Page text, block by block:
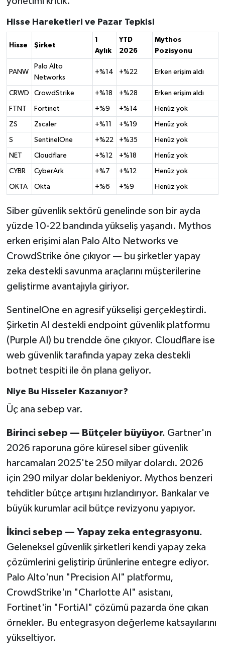
Hisse Hareketleri ve Pazar Tepkisi
Hisse Şirket
1
Aylık
YTD
2026
Mythos
Pozisyonu
PANW
Palo Alto
Networks
+%14 +%22 Erken erişim aldı
CRWD CrowdStrike +%18 +%28 Erken erişim aldı
FTNT Fortinet +%9 +%14 Henüz yok
ZS Zscaler +%11 +%19 Henüz yok
S SentinelOne +%22 +%35 Henüz yok
NET Cloudflare +%12 +%18 Henüz yok
CYBR CyberArk +%7 +%12 Henüz yok
OKTA Okta +%6 +%9 Henüz yok
Siber güvenlik sektörü genelinde son bir ayda
yüzde 10-22 bandında yükseliş yaşandı. Mythos
erken erişimi alan Palo Alto Networks ve
CrowdStrike öne çıkıyor — bu şirketler yapay
zeka destekli savunma araçlarını müşterilerine
geliştirme avantajıyla giriyor.
SentinelOne en agresif yükselişi gerçekleştirdi.
Şirketin AI destekli endpoint güvenlik platformu
(Purple AI) bu trendde öne çıkıyor. Cloudflare ise
web güvenlik tarafında yapay zeka destekli
botnet tespiti ile ön plana geliyor.
Niye Bu Hisseler Kazanıyor?
Üç ana sebep var.
Birinci sebep — Bütçeler büyüyor. Gartner'ın
2026 raporuna göre küresel siber güvenlik
harcamaları 2025'te 250 milyar dolardı. 2026
için 290 milyar dolar bekleniyor. Mythos benzeri
tehditler bütçe artışını hızlandırıyor. Bankalar ve
büyük kurumlar acil bütçe revizyonu yapıyor.
İkinci sebep — Yapay zeka entegrasyonu.
Geleneksel güvenlik şirketleri kendi yapay zeka
çözümlerini geliştirip ürünlerine entegre ediyor.
Palo Alto'nun "Precision AI" platformu,
CrowdStrike'ın "Charlotte AI" asistanı,
Fortinet'in "FortiAI" çözümü pazarda öne çıkan
örnekler. Bu entegrasyon değerleme katsayılarını
yükseltiyor.